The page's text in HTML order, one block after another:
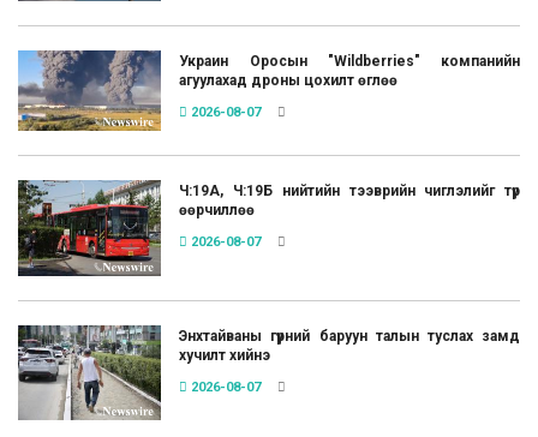
Украин Оросын "Wildberries" компанийн
агуулахад дроны цохилт өглөө
2026-08-07
Ч:19А, Ч:19Б нийтийн тээврийн чиглэлийг түр
өөрчиллөө
2026-08-07
Энхтайваны гүүрний баруун талын туслах замд
хучилт хийнэ
2026-08-07